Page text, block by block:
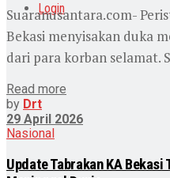
Login
Suaranusantara.com-
Bekasi menyisakan duka
dari para korban selamat.
Read more
by Drt
29 April 2026
Nasional
Update Tabrakan KA Bekasi